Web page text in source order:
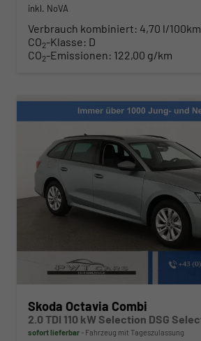
inkl. NoVA
Verbrauch kombiniert: 4,70 l/100km
CO2-Klasse: D
CO2-Emissionen: 122,00 g/km
Skoda Octavia Combi
sofort lieferbar Fahrzeug mit Tageszulassung